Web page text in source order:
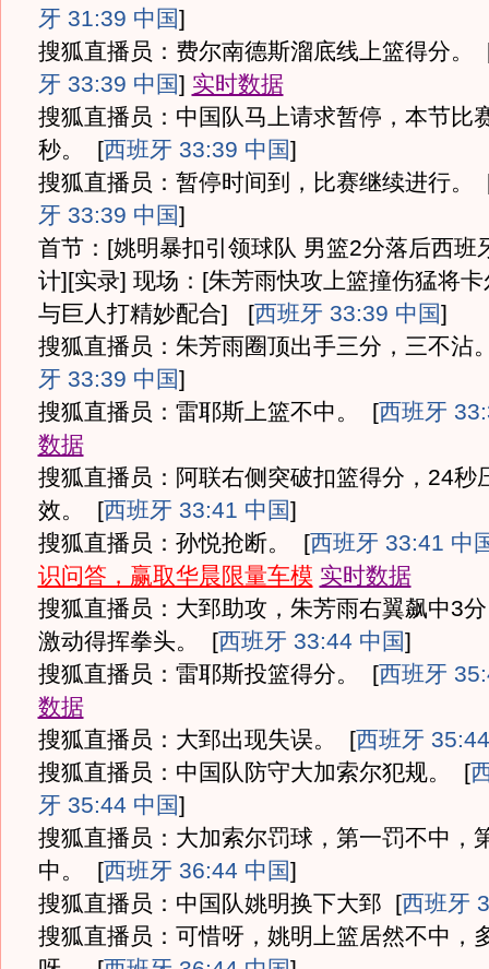
牙 31:39 中国]
搜狐直播员：费尔南德斯溜底线上篮得分。
牙 33:39 中国] 实时数据
搜狐直播员：中国队马上请求暂停，本节比
秒。
[西班牙 33:39 中国]
搜狐直播员：暂停时间到，比赛继续进行。
牙 33:39 中国]
首节：[姚明暴扣引领球队 男篮2分落后西班
计][实录] 现场：[朱芳雨快攻上篮撞伤猛将
与巨人打精妙配合]
[西班牙 33:39 中国]
搜狐直播员：朱芳雨圈顶出手三分，三不沾
牙 33:39 中国]
搜狐直播员：雷耶斯上篮不中。
[西班牙
数据
搜狐直播员：阿联右侧突破扣篮得分，24秒
效。
[西班牙 33:41 中国]
搜狐直播员：孙悦抢断。
[西班牙 33:41 中
识问答，赢取华晨限量车模 实时数据
搜狐直播员：大郅助攻，朱芳雨右翼飙中3
激动得挥拳头。
[西班牙 33:44 中国]
搜狐直播员：雷耶斯投篮得分。
[西班牙
数据
搜狐直播员：大郅出现失误。
[西班牙
搜狐直播员：中国队防守大加索尔犯规。
[
牙 35:44 中国]
搜狐直播员：大加索尔罚球，第一罚不中，
中。
[西班牙 36:44 中国]
搜狐直播员：中国队姚明换下大郅 [西班牙
搜狐直播员：可惜呀，姚明上篮居然不中，